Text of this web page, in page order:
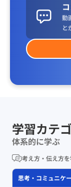
動
と
学習カテ
体系的に学ぶ
考え方・伝え方
思考・コミュニケ